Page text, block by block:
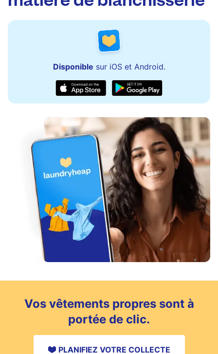
Disponible sur iOS et Android.
Vos vêtements propres sont à
portée de clic.
PLANIFIEZ VOTRE COLLECTE